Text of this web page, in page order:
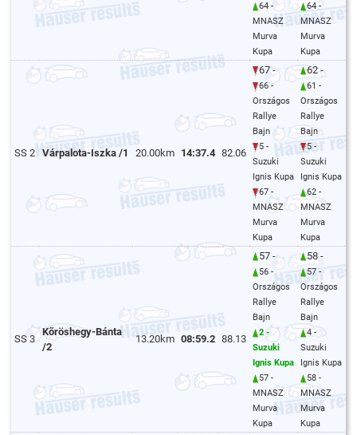
64 -
MNASZ
Murva
Kupa
64 -
MNASZ
Murva
Kupa
SS 2 Várpalota-Iszka /1 20.00km 14:37.4 82.06
67 -
66 -
Országos
Rallye
Bajn
5 -
Suzuki
Ignis Kupa
67 -
MNASZ
Murva
Kupa
62 -
61 -
Országos
Rallye
Bajn
5 -
Suzuki
Ignis Kupa
62 -
MNASZ
Murva
Kupa
SS 3
Kõröshegy-Bánta
/2
13.20km 08:59.2 88.13
57 -
56 -
Országos
Rallye
Bajn
2 -
Suzuki
Ignis Kupa
57 -
MNASZ
Murva
Kupa
58 -
57 -
Országos
Rallye
Bajn
4 -
Suzuki
Ignis Kupa
58 -
MNASZ
Murva
Kupa